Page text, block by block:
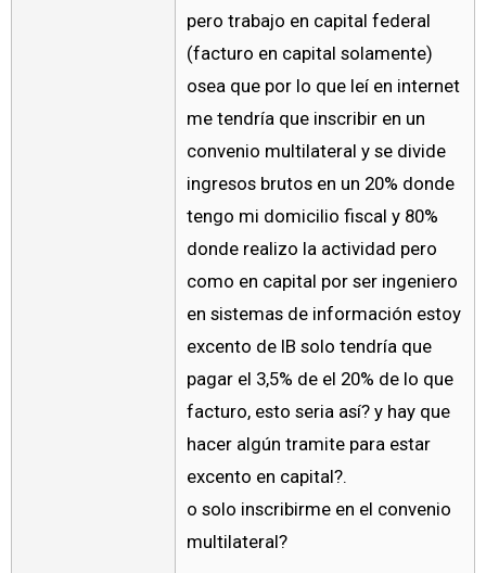
pero trabajo en capital federal
(facturo en capital solamente)
osea que por lo que leí en internet
me tendría que inscribir en un
convenio multilateral y se divide
ingresos brutos en un 20% donde
tengo mi domicilio fiscal y 80%
donde realizo la actividad pero
como en capital por ser ingeniero
en sistemas de información estoy
excento de IB solo tendría que
pagar el 3,5% de el 20% de lo que
facturo, esto seria así? y hay que
hacer algún tramite para estar
excento en capital?.
o solo inscribirme en el convenio
multilateral?